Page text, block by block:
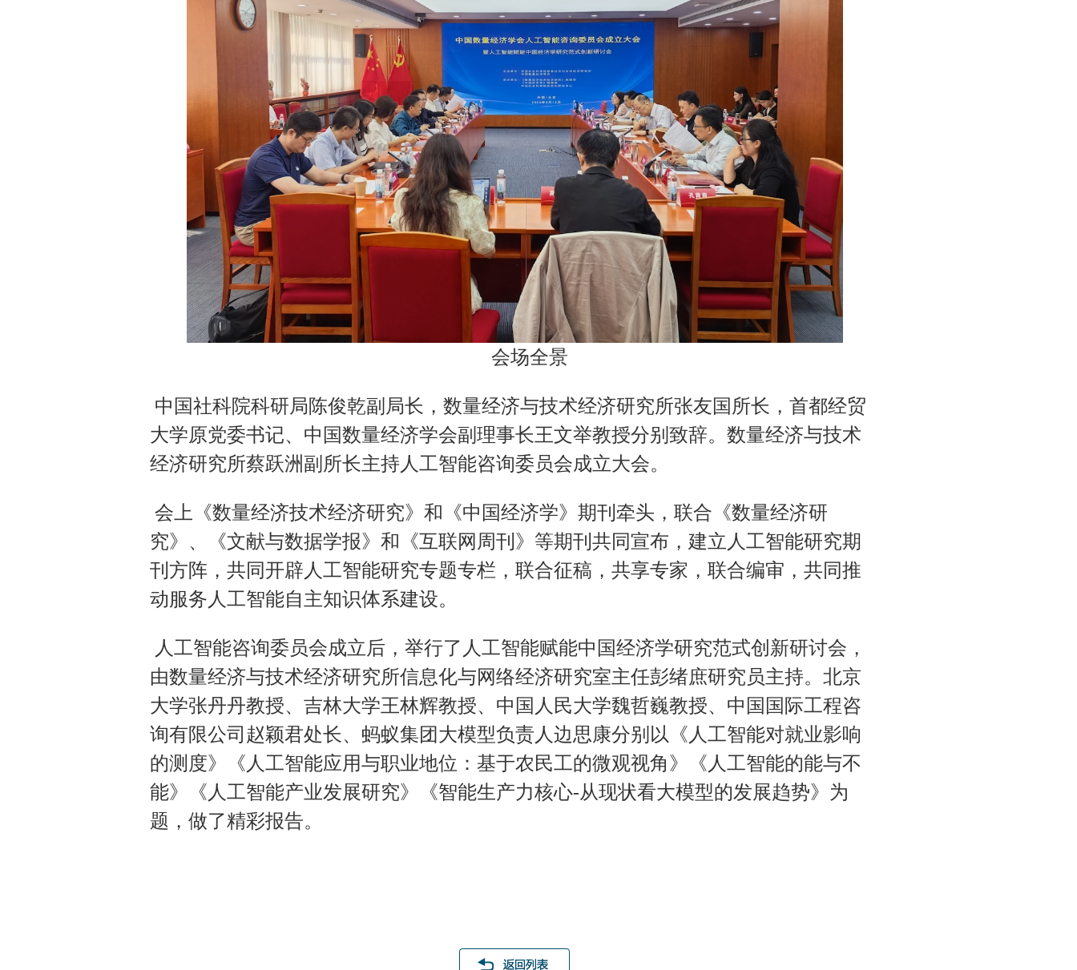
会场全景
中国社科院科研局陈俊乾副局长，数量经济与技术经济研究所张友国所长，首都经贸
大学原党委书记、中国数量经济学会副理事长王文举教授分别致辞。数量经济与技术
经济研究所蔡跃洲副所长主持人工智能咨询委员会成立大会。
会上《数量经济技术经济研究》和《中国经济学》期刊牵头，联合《数量经济研
究》、《文献与数据学报》和《互联网周刊》等期刊共同宣布，建立人工智能研究期
刊方阵，共同开辟人工智能研究专题专栏，联合征稿，共享专家，联合编审，共同推
动服务人工智能自主知识体系建设。
人工智能咨询委员会成立后，举行了人工智能赋能中国经济学研究范式创新研讨会，
由数量经济与技术经济研究所信息化与网络经济研究室主任彭绪庶研究员主持。北京
大学张丹丹教授、吉林大学王林辉教授、中国人民大学魏哲巍教授、中国国际工程咨
询有限公司赵颖君处长、蚂蚁集团大模型负责人边思康分别以《人工智能对就业影响
的测度》《人工智能应用与职业地位：基于农民工的微观视角》《人工智能的能与不
能》《人工智能产业发展研究》《智能生产力核心-从现状看大模型的发展趋势》为
题，做了精彩报告。